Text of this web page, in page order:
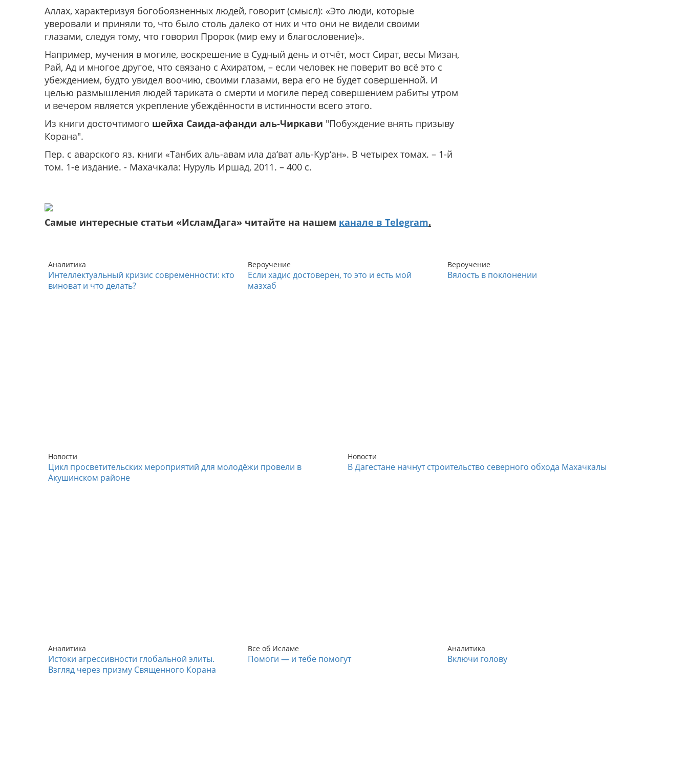
Аллах, характеризуя богобоязненных людей, говорит (смысл): «Это люди, которые
уверовали и приняли то, что было столь далеко от них и что они не видели своими
глазами, следуя тому, что говорил Пророк (мир ему и благословение)».
Например, мучения в могиле, воскрешение в Судный день и отчёт, мост Сират, весы Мизан,
Рай, Ад и многое другое, что связано с Ахиратом, – если человек не поверит во всё это с
убеждением, будто увидел воочию, своими глазами, вера его не будет совершенной. И
целью размышления людей тариката о смерти и могиле перед совершением рабиты утром
и вечером является укрепление убеждённости в истинности всего этого.
Из книги досточтимого шейха Саида-афанди аль-Чиркави "Побуждение внять призыву
Корана".
Пер. с аварского яз. книги «Танбих аль-авам ила да‘ват аль-Кур‘ан». В четырех томах. – 1-й
том. 1-е издание. - Махачкала: Нуруль Иршад, 2011. – 400 с.
Самые интересные статьи «ИсламДага» читайте на нашем канале в Telegram.
Аналитика
Интеллектуальный кризис современности: кто
виноват и что делать?
Вероучение
Если хадис достоверен, то это и есть мой
мазхаб
Вероучение
Вялость в поклонении
Новости
Цикл просветительских мероприятий для молодёжи провели в
Акушинском районе
Новости
В Дагестане начнут строительство северного обхода Махачкалы
Аналитика
Истоки агрессивности глобальной элиты.
Взгляд через призму Священного Корана
Все об Исламе
Помоги — и тебе помогут
Аналитика
Включи голову